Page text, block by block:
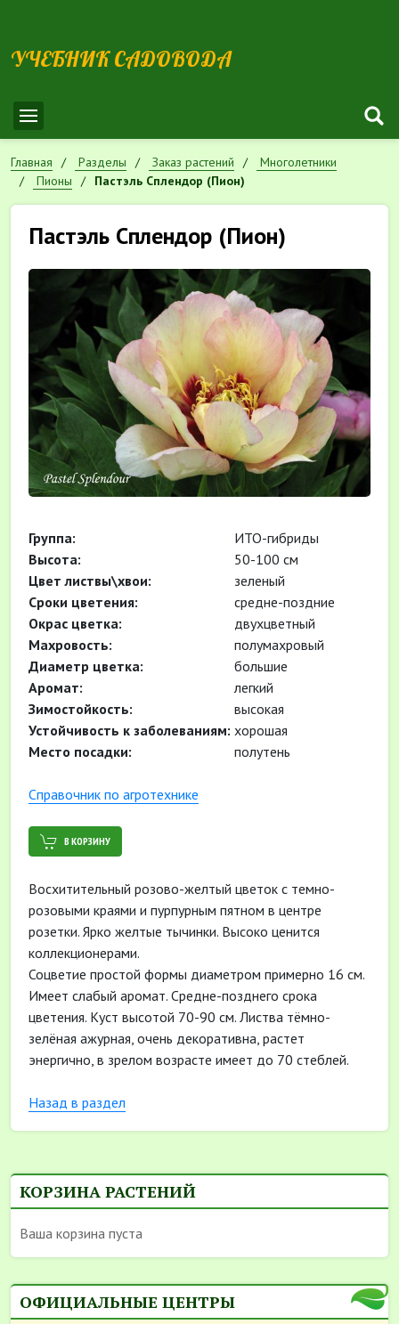
УЧЕБНИК САДОВОДА
Главная Разделы Заказ растений
Многолетники
Пионы
Пастэль Сплендор (Пион)
Пастэль Сплендор (Пион)
Группа:
ИТО-гибриды
Высота:
50-100 см
Цвет листвы\хвои:
зеленый
Cроки цветения:
средне-поздние
Окрас цветка:
двухцветный
Махровость:
полумахровый
Диаметр цветка:
большие
Аромат:
легкий
Зимостойкость:
высокая
Устойчивость к заболеваниям: хорошая
Место посадки:
полутень
Cправочник по агротехнике
В КОРЗИНУ
Восхитительный розово-желтый цветок с темно-
розовыми краями и пурпурным пятном в центре
розетки. Ярко желтые тычинки. Высоко ценится
коллекционерами.
Соцветие простой формы диаметром примерно 16 см.
Имеет слабый аромат. Средне-позднего срока
цветения. Куст высотой 70-90 см. Листва тёмно-
зелёная ажурная, очень декоративна, растет
энергично, в зрелом возрасте имеет до 70 стеблей.
Назад в раздел
КОРЗИНА РАСТЕНИЙ
Ваша корзина пуста
ОФИЦИАЛЬНЫЕ ЦЕНТРЫ